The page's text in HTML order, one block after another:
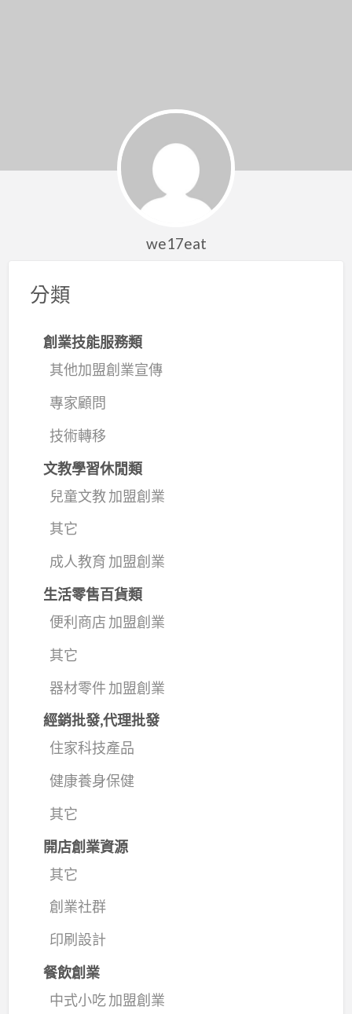
we17eat
分類
創業技能服務類
其他加盟創業宣傳
專家顧問
技術轉移
文教學習休閒類
兒童文教 加盟創業
其它
成人教育 加盟創業
生活零售百貨類
便利商店 加盟創業
其它
器材零件 加盟創業
經銷批發,代理批發
住家科技產品
健康養身保健
其它
開店創業資源
其它
創業社群
印刷設計
餐飲創業
中式小吃 加盟創業